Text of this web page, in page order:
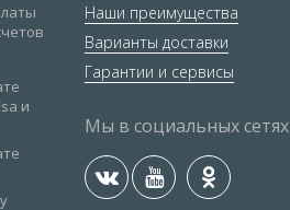
Наши преимущества
Варианты доставки
Гарантии и сервисы
Мы в социальных сетях